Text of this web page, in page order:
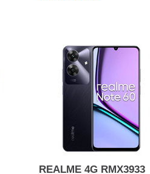
REALME 4G RMX3933